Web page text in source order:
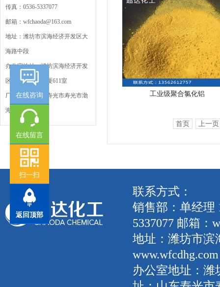
传真：0536-5337077
邮箱：wfchaoda@163.com
地址：潍坊市滨海经济开发区大
海路中段
办公室地址：潍坊滨海经济开发
区海化街鸢都大厦611室
厂房地址：山东寿光市寿光市渤
海工业园
工业级聚合氯化铝
首页 上一页
联系方式：
销售部：单经理
5337077 邮箱：
地址：潍坊市滨
www.wfcdhg.com
办公室地址：潍
在线咨询
在线留言
扫一扫
返回顶部